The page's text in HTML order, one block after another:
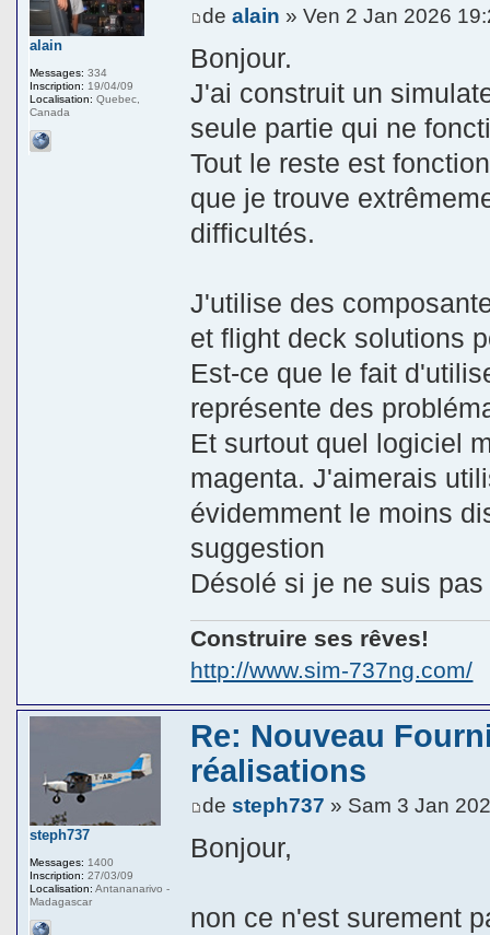
dealain » Ven 2 Jan 2026
Bonjour.
J'ai construit un
seule partie qui ne
Tout le reste est
que je trouve
difficultés.
J'utilise des
et flight deck solutions
Est-ce que le fait
représente des
Et surtout quel logiciel
magenta. J'aimerais
évidemment le moins
suggestion
Désolé si je ne suis
Construire ses rêves!
http://www.sim-737ng.com/
alain
Messages: 334
Inscription: 19/04/09
Localisation: Quebec,
Canada
Re: Nouveau
réalisations
desteph737 » Sam 3 Jan
Bonjour,
non ce n'est surement
steph737
Messages: 1400
Inscription: 27/03/09
Localisation: Antananarivo -
Madagascar